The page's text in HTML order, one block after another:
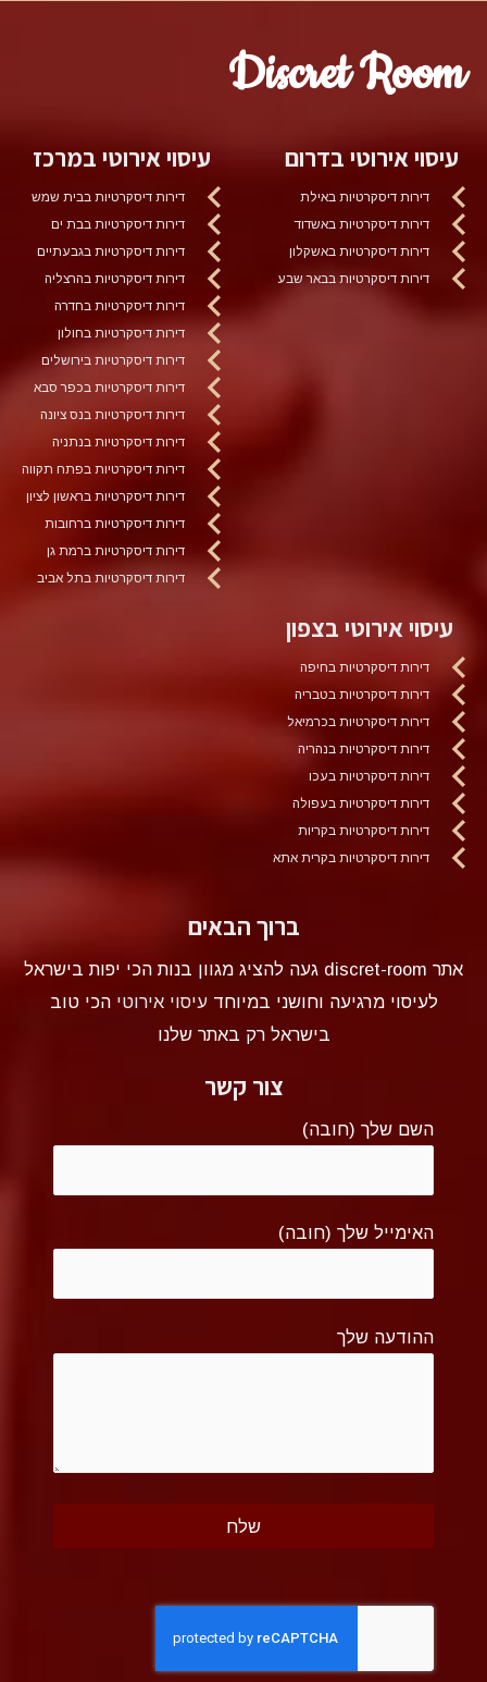
Discret Room
עיסוי אירוטי בדרום
דירות דיסקרטיות באילת
דירות דיסקרטיות באשדוד
דירות דיסקרטיות באשקלון
דירות דיסקרטיות בבאר שבע
עיסוי אירוטי במרכז
דירות דיסקרטיות בבית שמש
דירות דיסקרטיות בבת ים
דירות דיסקרטיות בגבעתיים
דירות דיסקרטיות בהרצליה
דירות דיסקרטיות בחדרה
דירות דיסקרטיות בחולון
דירות דיסקרטיות בירושלים
דירות דיסקרטיות בכפר סבא
דירות דיסקרטיות בנס ציונה
דירות דיסקרטיות בנתניה
דירות דיסקרטיות בפתח תקווה
דירות דיסקרטיות בראשון לציון
דירות דיסקרטיות ברחובות
דירות דיסקרטיות ברמת גן
דירות דיסקרטיות בתל אביב
עיסוי אירוטי בצפון
דירות דיסקרטיות בחיפה
דירות דיסקרטיות בטבריה
דירות דיסקרטיות בכרמיאל
דירות דיסקרטיות בנהריה
דירות דיסקרטיות בעכו
דירות דיסקרטיות בעפולה
דירות דיסקרטיות בקריות
דירות דיסקרטיות בקרית אתא
ברוך הבאים
אתר discret-room געה להציג מגוון בנות הכי יפות בישראל
לעיסוי מרגיעה וחושני במיוחדעיסוי אירוטי הכי טוב
בישראל רק באתר שלנו
צור קשר
השם שלך (חובה)
האימייל שלך (חובה)
ההודעה שלך